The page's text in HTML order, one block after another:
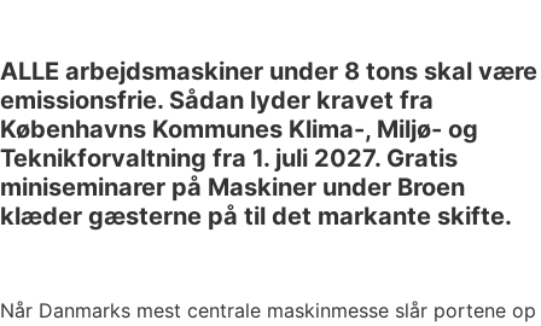
ALLE arbejdsmaskiner under 8 tons skal være
emissionsfrie. Sådan lyder kravet fra
Københavns Kommunes Klima-, Miljø- og
Teknikforvaltning fra 1. juli 2027. Gratis
miniseminarer på Maskiner under Broen
klæder gæsterne på til det markante skifte.
Når Danmarks mest centrale maskinmesse slår portene op